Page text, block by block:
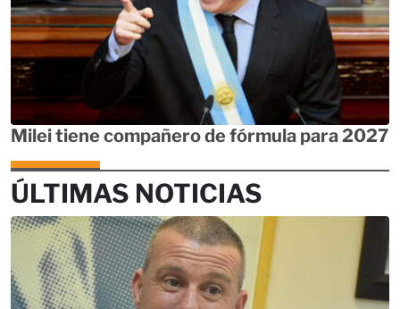
Milei tiene compañero de fórmula para 2027
ÚLTIMAS NOTICIAS